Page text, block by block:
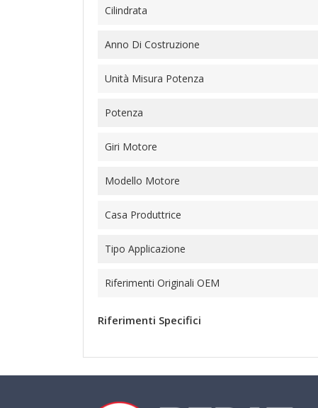
Cilindrata
Anno Di Costruzione
Unità Misura Potenza
Potenza
Giri Motore
Modello Motore
Casa Produttrice
Tipo Applicazione
Riferimenti Originali OEM
Riferimenti Specifici